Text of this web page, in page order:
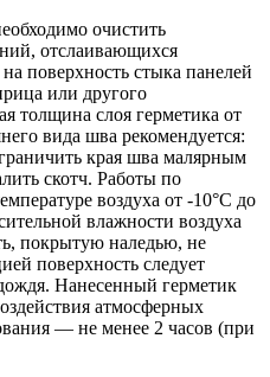
очистить
отслаивающихся
поверхность стыка панелей
или другого
толщина слоя герметика от
вида шва рекомендуется:
края шва малярным
скотч. Работы по
воздуха от -10°C до
влажности воздуха
покрытую наледью, не
поверхность следует
Нанесенный герметик
атмосферных
— не менее 2 часов (при